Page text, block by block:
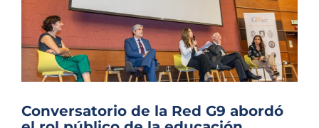
Conversatorio de la Red G9 abordó